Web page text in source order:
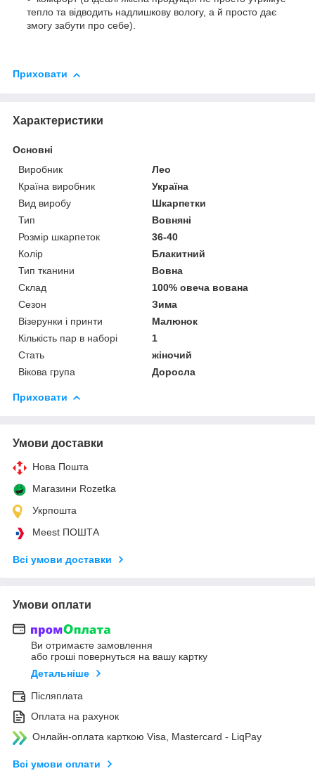
тепло та відводить надлишкову вологу, а й просто дає
змогу забути про себе).
Приховати
Характеристики
Основні
Виробник
Лео
Країна виробник
Україна
Вид виробу
Шкарпетки
Тип
Вовняні
Розмір шкарпеток
36-40
Колір
Блакитний
Тип тканини
Вовна
Склад
100% овеча вована
Сезон
Зима
Візерунки і принти
Малюнок
Кількість пар в наборі
1
Стать
жіночий
Вікова група
Доросла
Приховати
Умови доставки
Нова Пошта
Магазини Rozetka
Укрпошта
Meest ПОШТА
Всі умови доставки
Умови оплати
Ви отримаєте замовлення
або гроші повернуться на вашу картку
Детальніше
Післяплата
Оплата на рахунок
Онлайн-оплата карткою Visa, Mastercard - LiqPay
Всі умови оплати